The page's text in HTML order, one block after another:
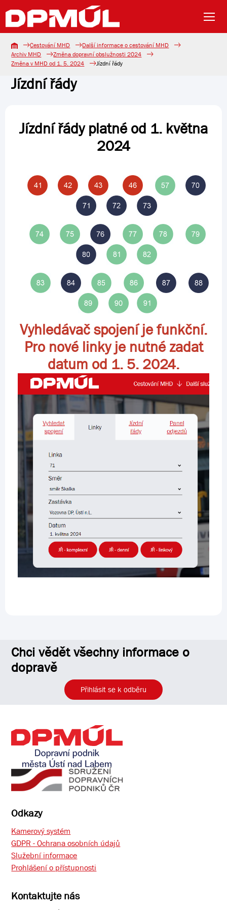
Cestování MHD
Další informace o cestování MHD
Archiv MHD
Změna dopravní obslužnosti 2024
Změna v MHD od 1. 5. 2024
Jízdní řády
Jízdní řády
Jízdní řády platné od 1. května
2024
Vyhledávač spojení je funkční.
Pro nové linky je nutné zadat
datum od 1. 5. 2024.
Chci vědět všechny informace o
dopravě
Přihlásit se k odběru
Odkazy
Kamerový systém
GDPR - Ochrana osobních údajů
Služební informace
Prohlášení o přístupnosti
Kontaktujte nás